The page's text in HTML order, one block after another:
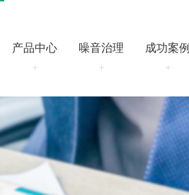
产品中心 噪音治理 成功案例